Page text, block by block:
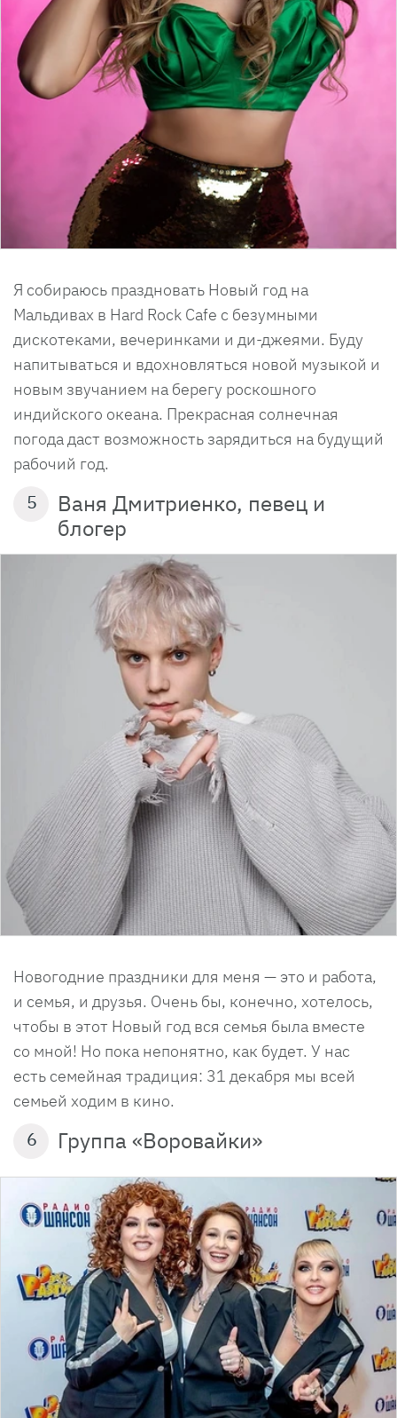
Я собираюсь праздновать Новый год на
Мальдивах в Hard Rock Cafe с безумными
дискотеками, вечеринками и ди-джеями. Буду
напитываться и вдохновляться новой музыкой и
новым звучанием на берегу роскошного
индийского океана. Прекрасная солнечная
погода даст возможность зарядиться на будущий
рабочий год.
5
Ваня Дмитриенко, певец и
блогер
Новогодние праздники для меня — это и работа,
и семья, и друзья. Очень бы, конечно, хотелось,
чтобы в этот Новый год вся семья была вместе
со мной! Но пока непонятно, как будет. У нас
есть семейная традиция: 31 декабря мы всей
семьей ходим в кино.
6 Группа «Воровайки»